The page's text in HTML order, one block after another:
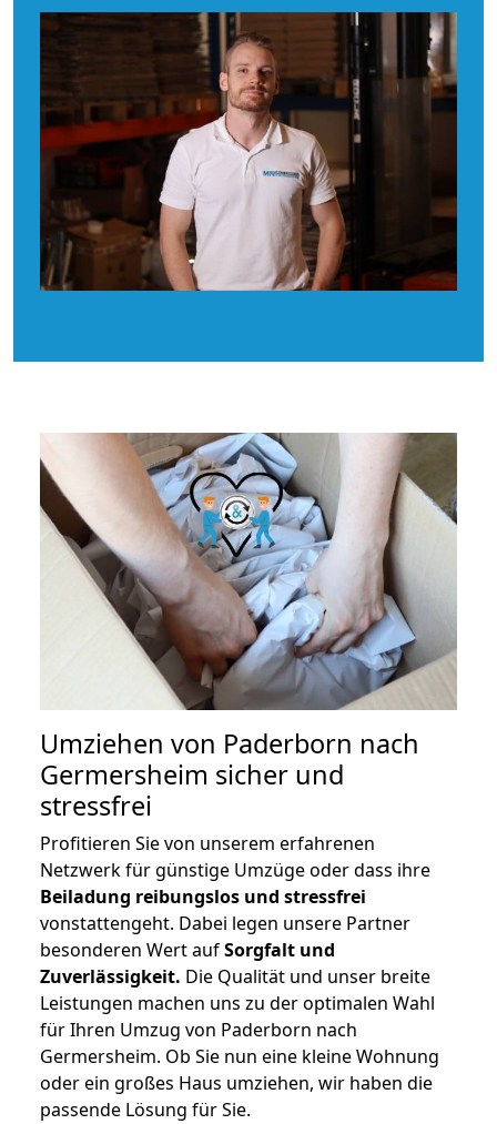
Umziehen von Paderborn nach
Germersheim sicher und
stressfrei
Profitieren Sie von unserem erfahrenen
Netzwerk für günstige Umzüge oder dass ihre
Beiladung reibungslos und stressfrei
vonstattengeht. Dabei legen unsere Partner
besonderen Wert aufSorgfalt und
Zuverlässigkeit. Die Qualität und unser breite
Leistungen machen uns zu der optimalen Wahl
für Ihren Umzug von Paderborn nach
Germersheim. Ob Sie nun eine kleine Wohnung
oder ein großes Haus umziehen, wir haben die
passende Lösung für Sie.